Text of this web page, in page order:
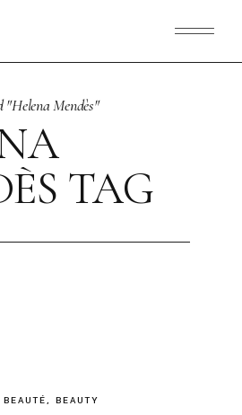
"Helena Mendès"
TAG
BEAUTÉ BEAUTY